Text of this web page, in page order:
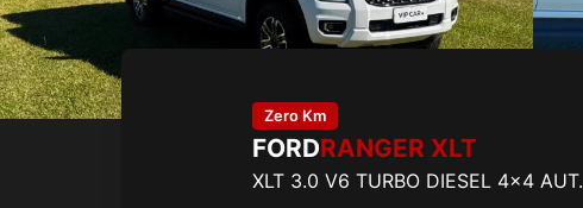
Zero Km
FORDRANGER XLT
XLT 3.0 V6 TURBO DIESEL 4x4 AUT.